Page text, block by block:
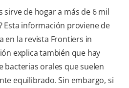
sirve de hogar a más de 6 mil
Esta información proviene de
en la revista Frontiers in
explica también que hay
bacterias orales que suelen
equilibrado. Sin embargo, si